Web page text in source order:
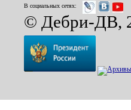
В социальных сетях:
© Дебри-ДВ,